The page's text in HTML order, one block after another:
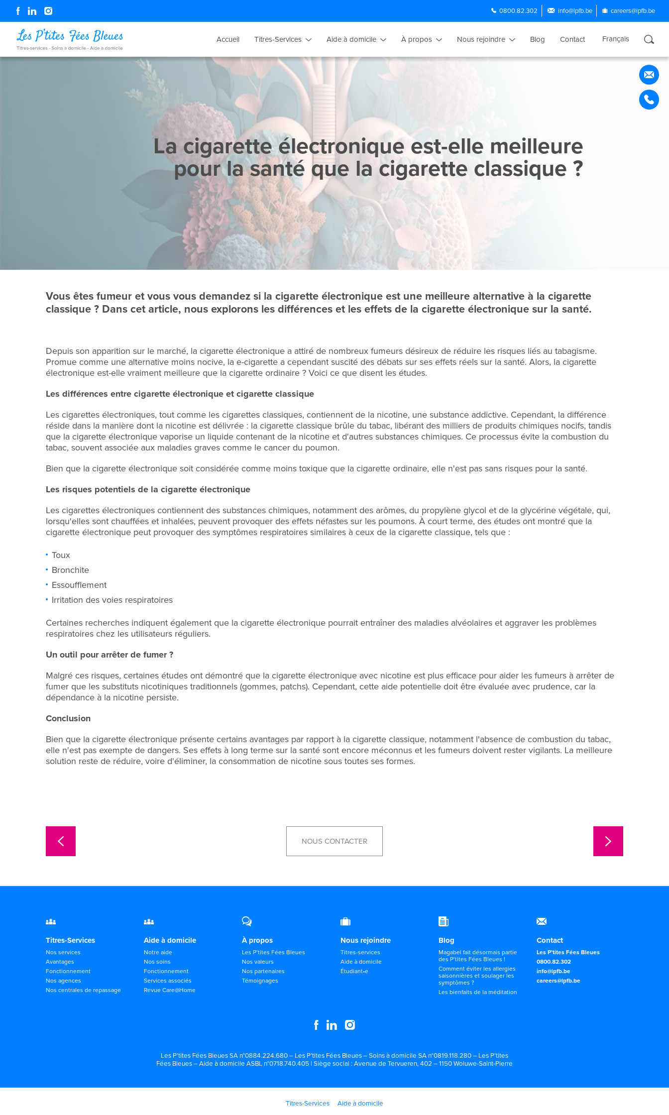
0800.82.302 info@lpfb.be careers@lpfb.be
Accueil Titres-Services Aide à domicile À propos Nous rejoindre Blog Contact Français
Nederlands
La cigarette électronique est-elle meilleure
pour la santé que la cigarette classique ?
Vous êtes fumeur et vous vous demandez si la cigarette électronique est une meilleure alternative à la cigarette
classique ? Dans cet article, nous explorons les différences et les effets de la cigarette électronique sur la santé.
Depuis son apparition sur le marché, la cigarette électronique a attiré de nombreux fumeurs désireux de réduire les risques liés au tabagisme.
Promue comme une alternative moins nocive, la e-cigarette a cependant suscité des débats sur ses effets réels sur la santé. Alors, la cigarette
électronique est-elle vraiment meilleure que la cigarette ordinaire ? Voici ce que disent les études.
Les différences entre cigarette électronique et cigarette classique
Les cigarettes électroniques, tout comme les cigarettes classiques, contiennent de la nicotine, une substance addictive. Cependant, la différence
réside dans la manière dont la nicotine est délivrée : la cigarette classique brûle du tabac, libérant des milliers de produits chimiques nocifs, tandis
que la cigarette électronique vaporise un liquide contenant de la nicotine et d'autres substances chimiques. Ce processus évite la combustion du
tabac, souvent associée aux maladies graves comme le cancer du poumon.
Bien que la cigarette électronique soit considérée comme moins toxique que la cigarette ordinaire, elle n'est pas sans risques pour la santé.
Les risques potentiels de la cigarette électronique
Les cigarettes électroniques contiennent des substances chimiques, notamment des arômes, du propylène glycol et de la glycérine végétale, qui,
lorsqu'elles sont chauffées et inhalées, peuvent provoquer des effets néfastes sur les poumons. À court terme, des études ont montré que la
cigarette électronique peut provoquer des symptômes respiratoires similaires à ceux de la cigarette classique, tels que :
Toux
Bronchite
Essoufflement
Irritation des voies respiratoires
Certaines recherches indiquent également que la cigarette électronique pourrait entraîner des maladies alvéolaires et aggraver les problèmes
respiratoires chez les utilisateurs réguliers.
Un outil pour arrêter de fumer ?
Malgré ces risques, certaines études ont démontré que la cigarette électronique avec nicotine est plus efficace pour aider les fumeurs à arrêter de
fumer que les substituts nicotiniques traditionnels (gommes, patchs). Cependant, cette aide potentielle doit être évaluée avec prudence, car la
dépendance à la nicotine persiste.
Conclusion
Bien que la cigarette électronique présente certains avantages par rapport à la cigarette classique, notamment l'absence de combustion du tabac,
elle n'est pas exempte de dangers. Ses effets à long terme sur la santé sont encore méconnus et les fumeurs doivent rester vigilants. La meilleure
solution reste de réduire, voire d'éliminer, la consommation de nicotine sous toutes ses formes.
NOUS CONTACTER
Titres-Services
Nos services
Avantages
Fonctionnement
Nos agences
Nos centrales de repassage
Aide à domicile
Notre aide
Nos soins
Fonctionnement
Services associés
Revue Care@Home
À propos
Les P’tites Fées Bleues
Nos valeurs
Nos partenaires
Témoignages
Nous rejoindre
Titres-services
Aide à domicile
Étudiant•e
Blog
Magabel fait désormais partie
des P’tites Fées Bleues !
Comment éviter les allergies
saisonnières et soulager les
symptômes ?
Les bienfaits de la méditation
Contact
Les P’tites Fées Bleues
0800.82.302
info@lpfb.be
careers@lpfb.be
Les P’tites Fées Bleues SA n°0884.224.680 – Les P’tites Fées Bleues – Soins à domicile SA n°0819.118.280 – Les P’tites
Fées Bleues – Aide à domicile ASBL n°0718.740.405 | Siège social : Avenue de Tervueren, 402 – 1150 Woluwe-Saint-Pierre
Titres-Services Aide à domicile